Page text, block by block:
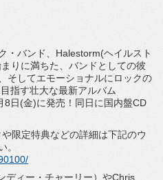
・バンド、Halestorm(ヘイルスト
りに満ちた、 バンドとしての彼
そしてエモーショナルにロックの
指す壮大な最新アルバム
日(金)に発売！ 同日に国内盤CD
や限定特典などの詳細は下記のウ
。
ディー・チャーリー）やChris